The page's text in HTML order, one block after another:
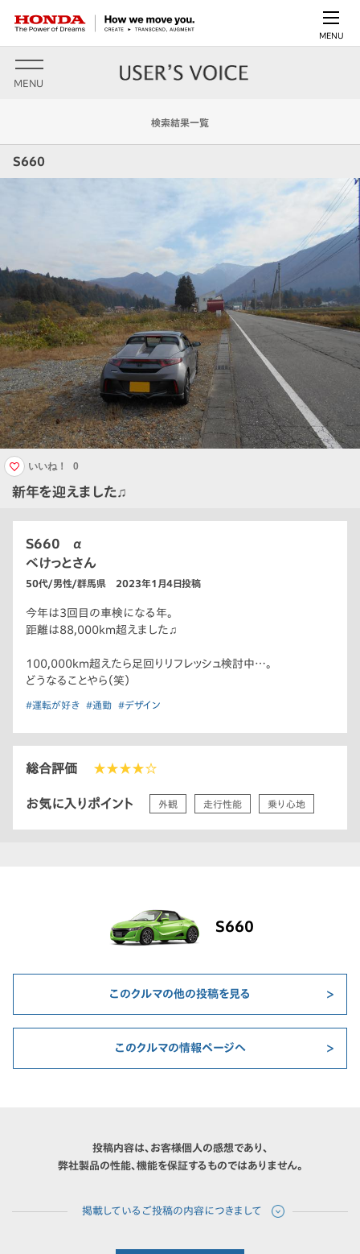
MENU
MENU
検索結果一覧
S660
新年を迎えました♫
いいね！ 0
S660 α
べけっとさん
50代/男性/群馬県 2023年1月4日投稿
今年は3回目の車検になる年。
距離は88,000km超えました♫
100,000km超えたら足回りリフレッシュ検討中…。
どうなることやら（笑）
#運転が好き #通勤 #デザイン
総合評価 ★★★★☆
お気に入りポイント 外観 走行性能 乗り心地
S660
このクルマの他の投稿を見る
このクルマの情報ページへ
投稿内容は、お客様個人の感想であり、
弊社製品の性能、機能を保証するものではありません。